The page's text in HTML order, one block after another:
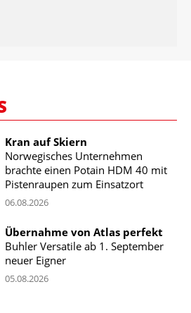
Kran auf Skiern
Norwegisches Unternehmen
brachte einen Potain HDM 40 mit
Pistenraupen zum Einsatzort
06.08.2026
Übernahme von Atlas perfekt
Buhler Versatile ab 1. September
neuer Eigner
05.08.2026